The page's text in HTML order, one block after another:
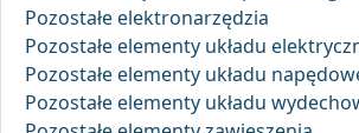
Pozostałe elektronarzędzia
Pozostałe elementy układu
Pozostałe elementy układu
Pozostałe elementy układu